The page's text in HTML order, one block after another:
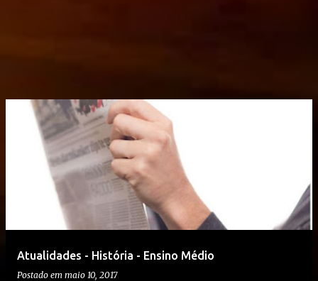
Atualidades - História - Ensino Médio
Postado em maio 10, 2017